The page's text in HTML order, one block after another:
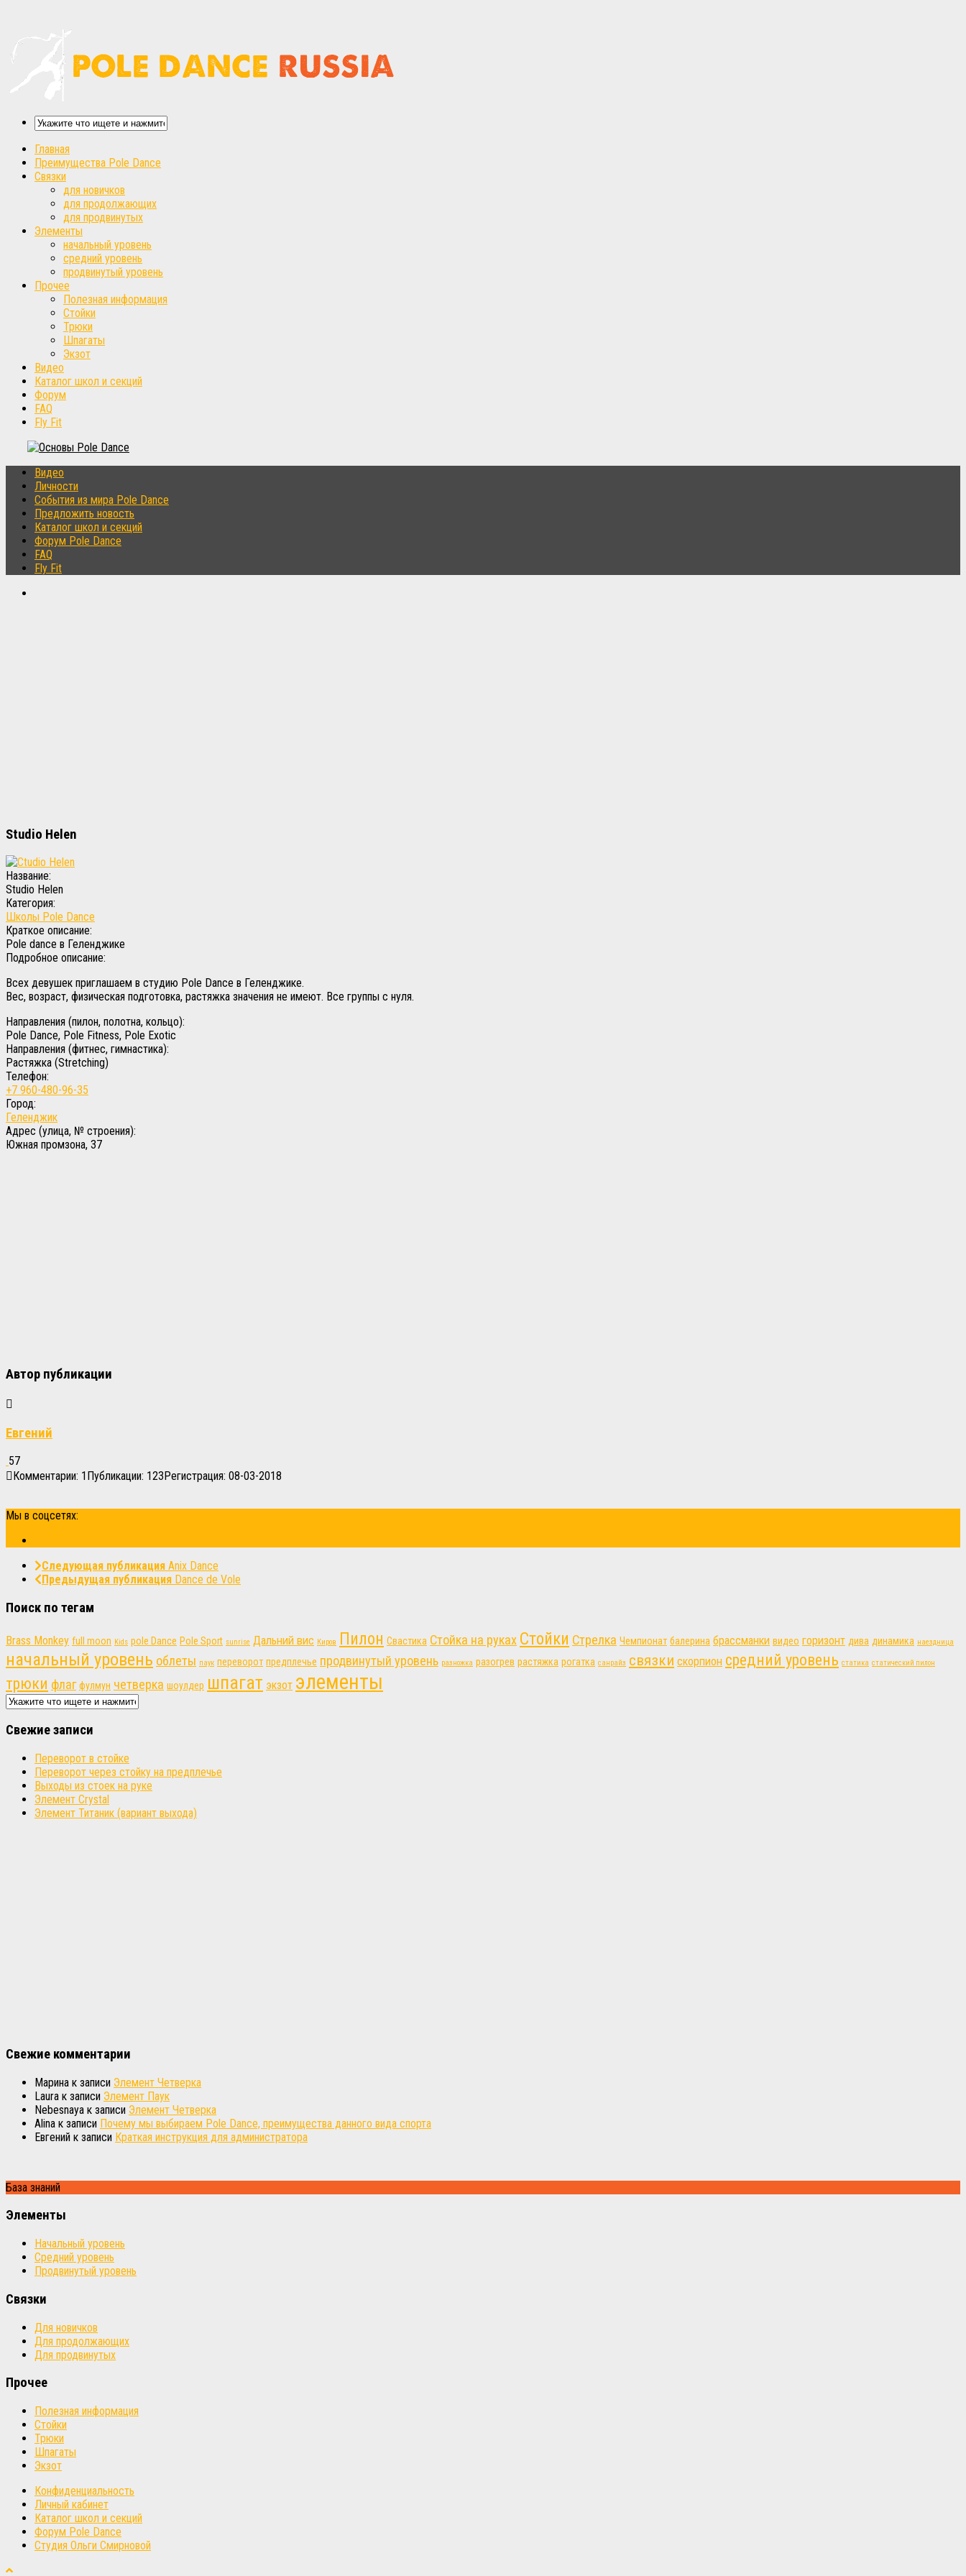
Главная
Преимущества Pole Dance
Связки
для новичков
для продолжающих
для продвинутых
Элементы
начальный уровень
средний уровень
продвинутый уровень
Прочее
Полезная информация
Стойки
Трюки
Шпагаты
Экзот
Видео
Каталог школ и секций
Форум
FAQ
Fly Fit
Видео
Личности
События из мира Pole Dance
Предложить новость
Каталог школ и секций
Форум Pole Dance
FAQ
Fly Fit
Studio Helen
Название:
Studio Helen
Категория:
Школы Pole Dance
Краткое описание:
Pole dance в Геленджике
Подробное описание:
Всех девушек приглашаем в студию Pole Dance в Геленджике.
Вес, возраст, физическая подготовка, растяжка значения не имеют. Все группы с нуля.
Направления (пилон, полотна, кольцо):
Pole Dance, Pole Fitness, Pole Exotic
Направления (фитнес, гимнастика):
Растяжка (Stretching)
Телефон:
+7 960-480-96-35
Город:
Геленджик
Адрес (улица, № строения):
Южная промзона, 37
Автор публикации
Евгений
57
Комментарии: 1 Публикации: 123 Регистрация: 08-03-2018
Мы в соцсетях:
Следующая публикация Anix Dance
Предыдущая публикация Dance de Vole
Поиск по тегам
Brass Monkey full moon Kids pole Dance Pole Sport sunrise Дальний вис Киров Пилон Свастика Стойка на руках Стойки Стрелка Чемпионат балерина брассманки видео горизонт дива динамика наездница
начальный уровень облеты паук переворот предплечье продвинутый уровень разножка разогрев растяжка рогатка санрайз связки скорпион средний уровень статика статический пилон
трюки флаг фулмун четверка шоулдер шпагат экзот элементы
Свежие записи
Переворот в стойке
Переворот через стойку на предплечье
Выходы из стоек на руке
Элемент Crystal
Элемент Титаник (вариант выхода)
Свежие комментарии
Марина к записи Элемент Четверка
Laura к записи Элемент Паук
Nebesnaya к записи Элемент Четверка
Alina к записи Почему мы выбираем Pole Dance, преимущества данного вида спорта
Евгений к записи Краткая инструкция для администратора
База знаний
Элементы
Начальный уровень
Средний уровень
Продвинутый уровень
Связки
Для новичков
Для продолжающих
Для продвинутых
Прочее
Полезная информация
Стойки
Трюки
Шпагаты
Экзот
Конфиденциальность
Личный кабинет
Каталог школ и секций
Форум Pole Dance
Студия Ольги Смирновой